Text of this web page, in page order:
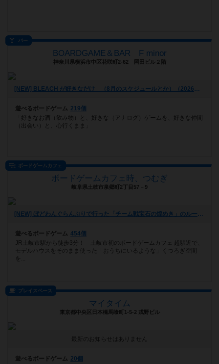
バー
BOARDGAME＆BAR F minor
神奈川県横浜市中区花咲町2-62 岡田ビル２階
[NEW] BLEACH が好きなだけ （8月のスケジュールとか）（2026年07月16日 03時46分）
遊べるボードゲーム 219個
「好きなお酒（飲み物）と、好きな（アナログ）ゲームを、好きな仲間
（出会い）と、心行くまま」
ボードゲームカフェ
ボードゲームカフェ時、つむぎ
岐阜県土岐市泉郷町2丁目57－9
[NEW] ぼどわんぐらんぷりで行った「チーム戦宝石の煌めき」のルールについて（2026年07月11日 16時35分）
遊べるボードゲーム 454個
JR土岐市駅から徒歩3分！ 土岐市初のボードゲームカフェ 超駅近で、
モデルハウスをそのまま使った「おうちにいるような」くつろぎ空間
を...
プレイスペース
マイタイム
東京都中央区日本橋馬喰町1-5-2 戎野ビル
最新のお知らせはありません
遊べるボードゲーム 20個